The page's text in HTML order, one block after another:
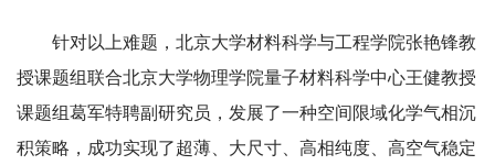
针对以上难题，北京大学材料科学与工程学院张艳锋教
授课题组联合北京大学物理学院量子材料科学中心王健教授
课题组葛军特聘副研究员，发展了一种空间限域化学气相沉
积策略，成功实现了超薄、大尺寸、高相纯度、高空气稳定